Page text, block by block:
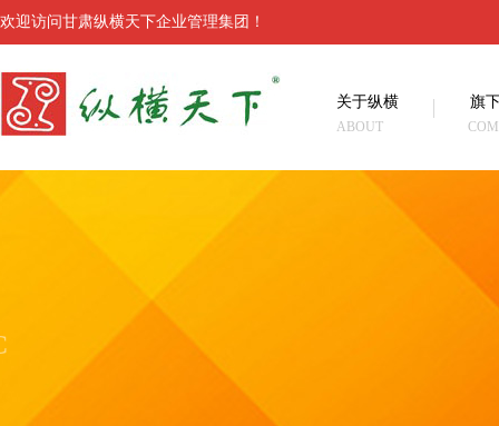
欢迎访问甘肃纵横天下企业管理集团！
关于纵横
ABOUT
旗